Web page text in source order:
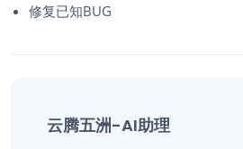
修复已知BUG
云腾五洲-AI助理